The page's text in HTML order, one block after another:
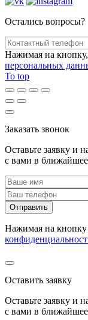
Остались вопросы?
Нажимая на кнопку,
персональных
To top
Заказать звонок
Оставьте заявку и
с вами в
Нажимая на кнопку
Оставить заявку
Оставьте заявку и
с вами в